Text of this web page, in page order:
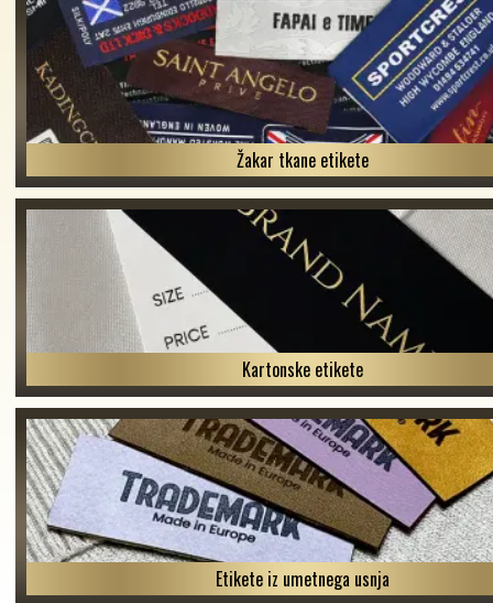
Žakar tkane etikete
Kartonske etikete
Etikete iz umetnega usnja